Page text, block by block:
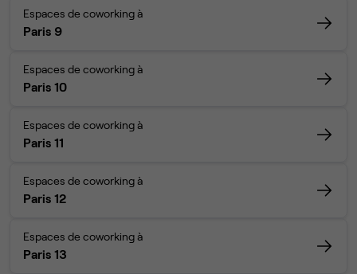
Espaces de coworking à
Paris 9
Espaces de coworking à
Paris 10
Espaces de coworking à
Paris 11
Espaces de coworking à
Paris 12
Espaces de coworking à
Paris 13